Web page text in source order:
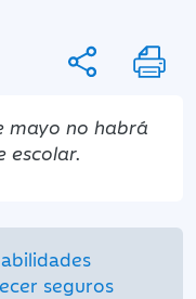
mayo no habrá
escolar.
seguros